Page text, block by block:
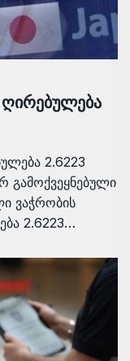
2.6223
გამოქვეყნებული
ვაჭრობის
2.6223…